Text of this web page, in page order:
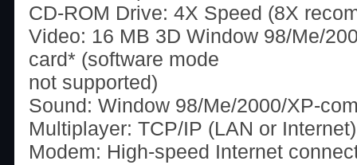
CD-ROM Drive: 4X Speed (8X
Video: 16 MB 3D Window 98/Me/
card* (software mode
not supported)
Sound: Window 98/Me/2000/XP-
Multiplayer: TCP/IP (LAN or Internet)
Modem: High-speed Internet